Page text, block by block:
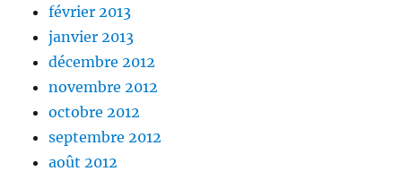
février 2013
janvier 2013
décembre 2012
novembre 2012
octobre 2012
septembre 2012
août 2012